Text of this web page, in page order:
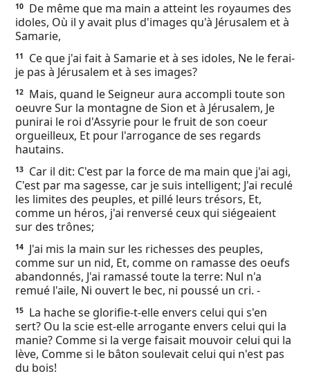
10
De même que ma main a atteint les royaumes des
idoles, Où il y avait plus d'images qu'à Jérusalem et à
Samarie,
11
Ce que j'ai fait à Samarie et à ses idoles, Ne le ferai-
je pas à Jérusalem et à ses images?
12
Mais, quand le Seigneur aura accompli toute son
oeuvre Sur la montagne de Sion et à Jérusalem, Je
punirai le roi d'Assyrie pour le fruit de son coeur
orgueilleux, Et pour l'arrogance de ses regards
hautains.
13
Car il dit: C'est par la force de ma main que j'ai agi,
C'est par ma sagesse, car je suis intelligent; J'ai reculé
les limites des peuples, et pillé leurs trésors, Et,
comme un héros, j'ai renversé ceux qui siégeaient
sur des trônes;
14
J'ai mis la main sur les richesses des peuples,
comme sur un nid, Et, comme on ramasse des oeufs
abandonnés, J'ai ramassé toute la terre: Nul n'a
remué l'aile, Ni ouvert le bec, ni poussé un cri. -
15
La hache se glorifie-t-elle envers celui qui s'en
sert? Ou la scie est-elle arrogante envers celui qui la
manie? Comme si la verge faisait mouvoir celui qui la
lève, Comme si le bâton soulevait celui qui n'est pas
du bois!